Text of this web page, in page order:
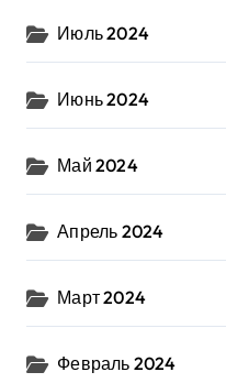
Июль 2024
Июнь 2024
Май 2024
Апрель 2024
Март 2024
Февраль 2024